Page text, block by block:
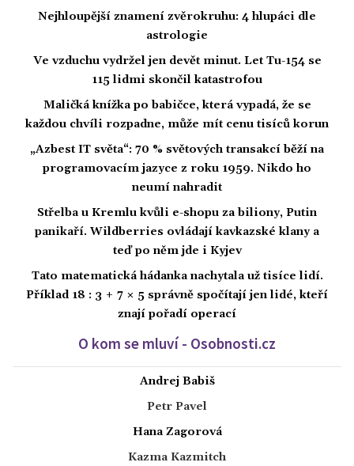
Nejhloupější znamení zvěrokruhu: 4 hlupáci dle
astrologie
Ve vzduchu vydržel jen devět minut. Let Tu-154 se
115 lidmi skončil katastrofou
Maličká knížka po babičce, která vypadá, že se
každou chvíli rozpadne, může mít cenu tisíců korun
„Azbest IT světa“: 70 % světových transakcí běží na
programovacím jazyce z roku 1959. Nikdo ho
neumí nahradit
Střelba u Kremlu kvůli e-shopu za biliony, Putin
panikaří. Wildberries ovládají kavkazské klany a
teď po něm jde i Kyjev
Tato matematická hádanka nachytala už tisíce lidí.
Příklad 18 : 3 + 7 × 5 správně spočítají jen lidé, kteří
znají pořadí operací
O kom se mluví - Osobnosti.cz
Andrej Babiš
Petr Pavel
Hana Zagorová
Kazma Kazmitch